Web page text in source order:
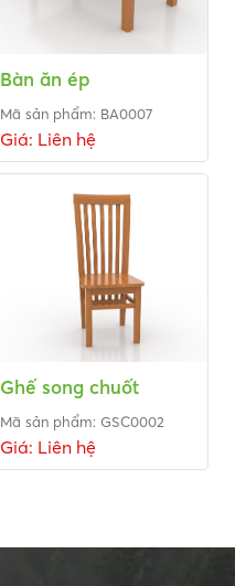
Bàn ăn ép
Mã sản phẩm: BA0007
Giá: Liên hệ
Ghế song chuốt
Mã sản phẩm: GSC0002
Giá: Liên hệ